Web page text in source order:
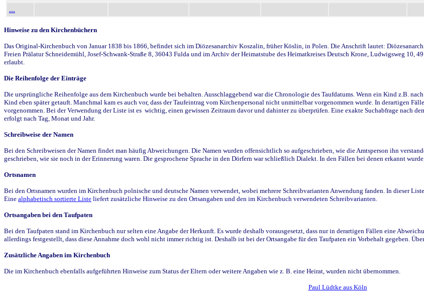
...
Hinweise zu den Kirchenbüchern
Das Original-Kirchenbuch von Januar 1838 bis 1866, befindet sich im Diözesanarchiv Koszalin, früher Köslin, in Polen. Die Anschrift lautet:
Freien Prälatur Schneidemühl, Josef-Schwank-Straße 8, 36043 Fulda und im Archiv der Heimatstube des Heimatkreises Deutsch Krone, Ludwigsweg 10,
erlaubt.
Die Reihenfolge der Einträge
Die ursprüngliche Reihenfolge aus dem Kirchenbuch wurde bei behalten. Ausschlaggebend war die Chronologie des Taufdatums. Wenn ein Kind z.B.
Kind eben später getauft. Manchmal kam es auch vor, dass der Taufeintrag vom Kirchenpersonal nicht unmittelbar vorgenommen wurde. In derartigen
vorgenommen. Bei der Verwendung der Liste ist es wichtig, einen gewissen Zeitraum davor und dahinter zu überprüfen. Eine exakte Suchabfrage nach
erfolgt nach Tag, Monat und Jahr.
Schreibweise der Namen
Bei den Schreibweisen der Namen findet man häufig Abweichungen. Die Namen wurden offensichtlich so aufgeschrieben, wie die Amtsperson ihn
geschrieben, wie sie noch in der Erinnerung waren. Die gesprochene Sprache in den Dörfern war schließlich Dialekt. In den Fällen bei denen erkannt
Ortsnamen
Bei den Ortsnamen wurden im Kirchenbuch polnische und deutsche Namen verwendet, wobei mehrere Schreibvarianten Anwendung fanden. In dieser
Eine alphabetisch sortierte Liste liefert zusätzliche Hinweise zu den Ortsangaben und den im Kirchenbuch verwendeten Schreibvarianten.
Ortsangaben bei den Taufpaten
Bei den Taufpaten stand im Kirchenbuch nur selten eine Angabe der Herkunft. Es wurde deshalb vorausgesetzt, dass nur in derartigen Fällen eine
allerdings festgestellt, dass diese Annahme doch wohl nicht immer richtig ist. Deshalb ist bei der Ortsangabe für den Taufpaten ein Vorbehalt gegeben.
Zusätzliche Angaben im Kirchenbuch
Die im Kirchenbuch ebenfalls aufgeführten Hinweise zum Status der Eltern oder weitere Angaben wie z. B. eine Heirat, wurden nicht übernommen.
Paul Lüdtke aus Köln